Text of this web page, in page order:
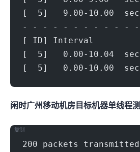
[  5]   9.00-
- - - - - - - - - - -
[ ID] Interval
[  5]   0.00-10.04
[  5]   0.00-10.00
闲时广州移动机房(500Mbps) 目标机器 IPERF3单
200 packets
复制